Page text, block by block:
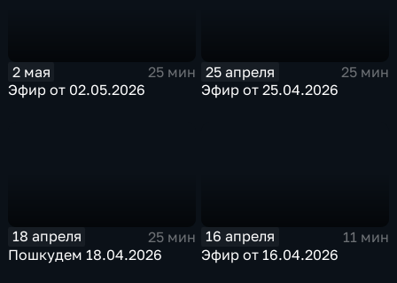
2 мая
25 мин
Эфир от 02.05.2026
25 апреля
25 мин
Эфир от 25.04.2026
18 апреля
25 мин
Пошкудем 18.04.2026
16 апреля
11 мин
Эфир от 16.04.2026